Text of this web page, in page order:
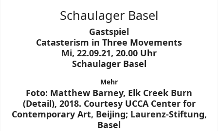
Schaulager Basel
Gastspiel
Catasterism in Three Movements
Mi, 22.09.21, 20.00 Uhr
Schaulager Basel
Mehr
Foto: Matthew Barney, Elk Creek Burn
(Detail), 2018. Courtesy UCCA Center for
Contemporary Art, Beijing; Laurenz-Stiftung,
Basel